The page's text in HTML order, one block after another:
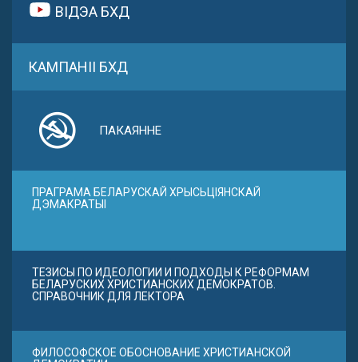
ВІДЭА БХД
КАМПАНІІ БХД
ПАКАЯННЕ
ПРАГРАМА БЕЛАРУСКАЙ ХРЫСЬЦІЯНСКАЙ
ДЭМАКРАТЫІ
ТЕЗИСЫ ПО ИДЕОЛОГИИ И ПОДХОДЫ К РЕФОРМАМ
БЕЛАРУСКИХ ХРИСТИАНСКИХ ДЕМОКРАТОВ.
СПРАВОЧНИК ДЛЯ ЛЕКТОРА
ФИЛОСОФСКОЕ ОБОСНОВАНИЕ ХРИСТИАНСКОЙ